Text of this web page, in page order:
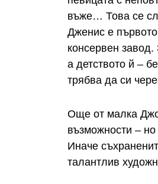
въже… Това се
Дженис е
консервен
а детството й –
трябва да си
Още от малка
възможности –
Иначе
талантлив